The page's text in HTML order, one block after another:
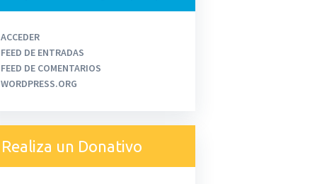
ACCEDER
FEED DE ENTRADAS
FEED DE COMENTARIOS
WORDPRESS.ORG
Realiza un Donativo